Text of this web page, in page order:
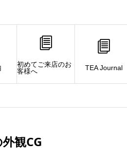
初めてご来店のお
客様へ
TEA Journal
観CG